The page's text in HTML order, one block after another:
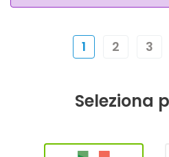
1 2 3
Seleziona